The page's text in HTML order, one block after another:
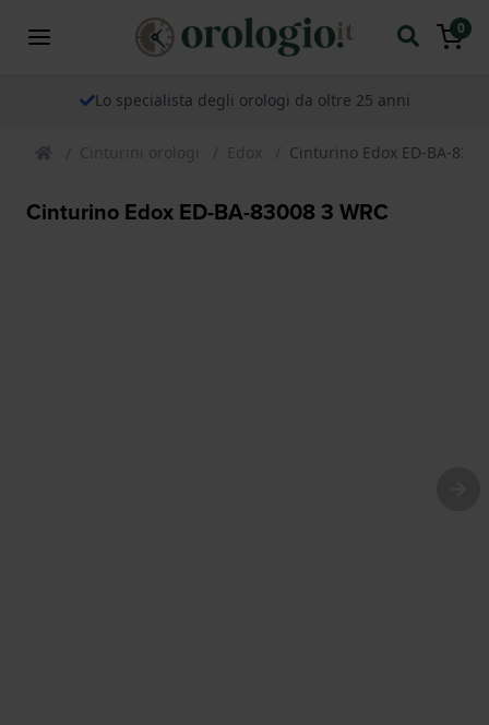
0
Lo specialista degli orologi da oltre 25 anni
Cinturini orologi Edox Cinturino Edox ED-BA-
Cinturino Edox ED-BA-83008 3 WRC